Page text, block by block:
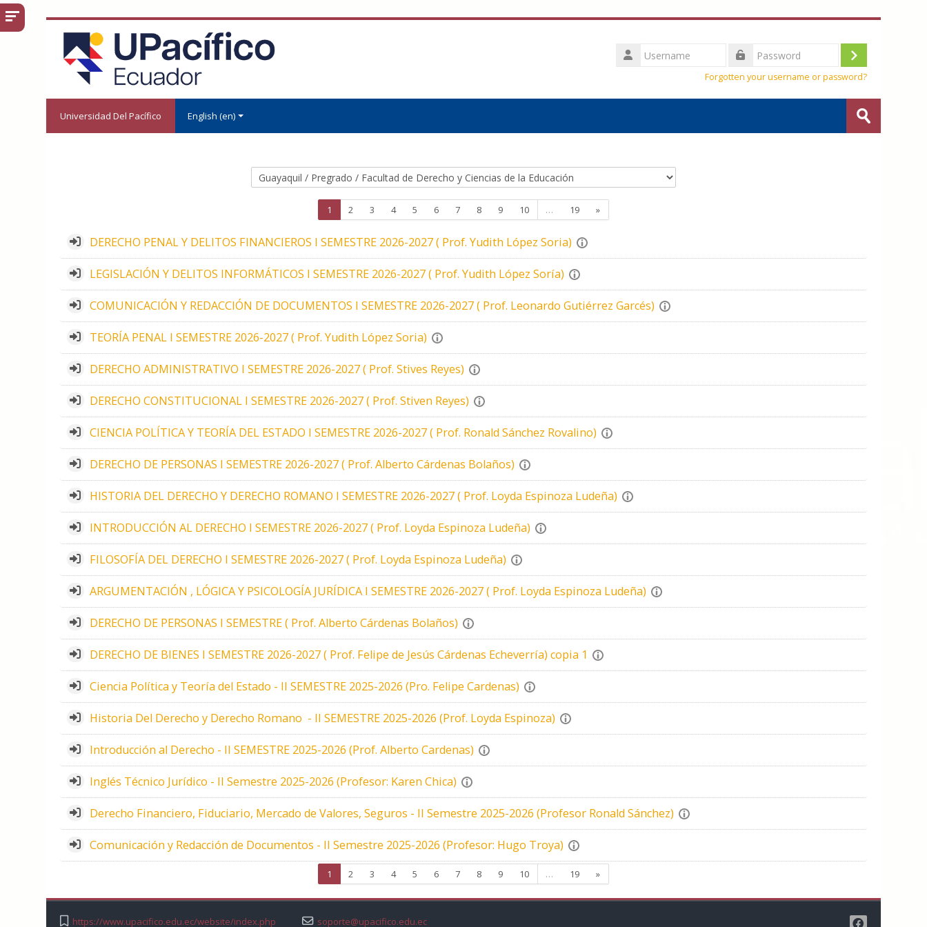
Skip to main content
Username
Log
Forgotten your username or password?
Universidad Del Pacífico English ‎(en)‎ Submit
Course categories
1 Page 1
2 Page 2
3 Page 3
4Page 4
5 Page 5
6Page 6
7Page 7
8Page 8
9Page 9
10Page 10
… 19Page 19
»Next page
DERECHO PENAL Y DELITOS FINANCIEROS I SEMESTRE 2026-2027 ( Prof. Yudith López Soria)
LEGISLACIÓN Y DELITOS INFORMÁTICOS I SEMESTRE 2026-2027 ( Prof. Yudith López Soría)
COMUNICACIÓN Y REDACCIÓN DE DOCUMENTOS I SEMESTRE 2026-2027 ( Prof. Leonardo Gutiérrez Garcés)
TEORÍA PENAL I SEMESTRE 2026-2027 ( Prof. Yudith López Soria)
DERECHO ADMINISTRATIVO I SEMESTRE 2026-2027 ( Prof. Stives Reyes)
DERECHO CONSTITUCIONAL I SEMESTRE 2026-2027 ( Prof. Stiven Reyes)
CIENCIA POLÍTICA Y TEORÍA DEL ESTADO I SEMESTRE 2026-2027 ( Prof. Ronald Sánchez Rovalino)
DERECHO DE PERSONAS I SEMESTRE 2026-2027 ( Prof. Alberto Cárdenas Bolaños)
HISTORIA DEL DERECHO Y DERECHO ROMANO I SEMESTRE 2026-2027 ( Prof. Loyda Espinoza Ludeña)
INTRODUCCIÓN AL DERECHO I SEMESTRE 2026-2027 ( Prof. Loyda Espinoza Ludeña)
FILOSOFÍA DEL DERECHO I SEMESTRE 2026-2027 ( Prof. Loyda Espinoza Ludeña)
ARGUMENTACIÓN , LÓGICA Y PSICOLOGÍA JURÍDICA I SEMESTRE 2026-2027 ( Prof. Loyda Espinoza Ludeña)
DERECHO DE PERSONAS I SEMESTRE ( Prof. Alberto Cárdenas Bolaños)
DERECHO DE BIENES I SEMESTRE 2026-2027 ( Prof. Felipe de Jesús Cárdenas Echeverría) copia 1
Ciencia Política y Teoría del Estado - II SEMESTRE 2025-2026 (Pro. Felipe Cardenas)
Historia Del Derecho y Derecho Romano - II SEMESTRE 2025-2026 (Prof. Loyda Espinoza)
Introducción al Derecho - II SEMESTRE 2025-2026 (Prof. Alberto Cardenas)
Inglés Técnico Jurídico - II Semestre 2025-2026 (Profesor: Karen Chica)
Derecho Financiero, Fiduciario, Mercado de Valores, Seguros - II Semestre 2025-2026 (Profesor Ronald Sánchez)
Comunicación y Redacción de Documentos - II Semestre 2025-2026 (Profesor: Hugo Troya)
1 Page 1
2 Page 2
3 Page 3
4Page 4
5 Page 5
6Page 6
7Page 7
8Page 8
9Page 9
10Page 10
… 19Page 19
»Next page
https://www.upacifico.edu.ec/website/index.php soporte@upacifico.edu.ec